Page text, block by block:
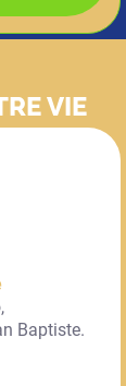
VIE
Baptiste.